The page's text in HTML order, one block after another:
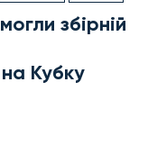
збірній
Кубку